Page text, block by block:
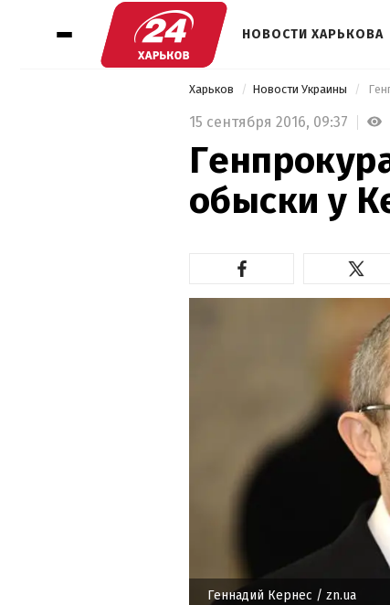
НОВОСТИ ХАРЬКОВА
Харьков Новости Украины
15 сентября 2016, 09:37
обыски у
Геннадий Кернес / zn.ua